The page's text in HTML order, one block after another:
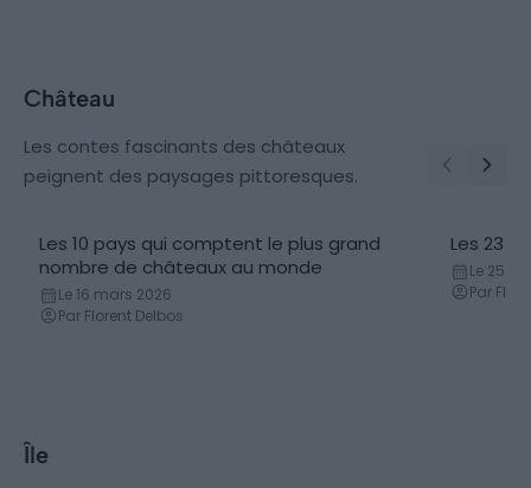
Château
Les contes fascinants des châteaux
peignent des paysages pittoresques.
Les 10 pays qui comptent le plus grand
nombre de châteaux au monde
Le 16 mars 2026
Par Florent Delbos
Les 23
Le 25
Par
Île